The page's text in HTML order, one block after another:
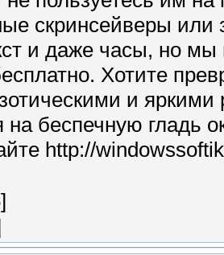
скринсейверы или
и даже часы, но мы
Хотите
и
на беспечную гладь
http://